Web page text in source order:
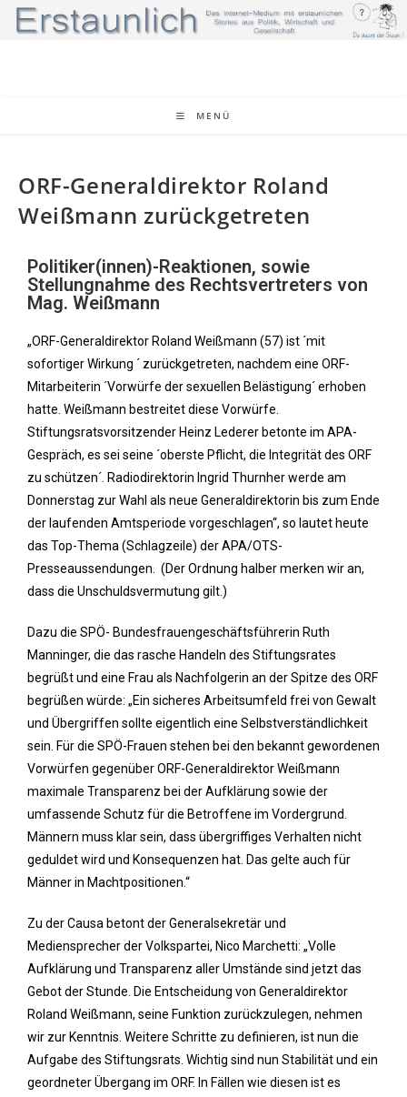
MENÜ
ORF-Generaldirektor Roland
Weißmann zurückgetreten
Politiker(innen)-Reaktionen, sowie
Stellungnahme des Rechtsvertreters von
Mag. Weißmann
„ORF-Generaldirektor Roland Weißmann (57) ist ´mit
sofortiger Wirkung ´ zurückgetreten, nachdem eine ORF-
Mitarbeiterin ´Vorwürfe der sexuellen Belästigung´ erhoben
hatte. Weißmann bestreitet diese Vorwürfe.
Stiftungsratsvorsitzender Heinz Lederer betonte im APA-
Gespräch, es sei seine ´oberste Pflicht, die Integrität des ORF
zu schützen´. Radiodirektorin Ingrid Thurnher werde am
Donnerstag zur Wahl als neue Generaldirektorin bis zum Ende
der laufenden Amtsperiode vorgeschlagen“, so lautet heute
das Top-Thema (Schlagzeile) der APA/OTS-
Presseaussendungen. (Der Ordnung halber merken wir an,
dass die Unschuldsvermutung gilt.)
Dazu die SPÖ- Bundesfrauengeschäftsführerin Ruth
Manninger, die das rasche Handeln des Stiftungsrates
begrüßt und eine Frau als Nachfolgerin an der Spitze des ORF
begrüßen würde: „Ein sicheres Arbeitsumfeld frei von Gewalt
und Übergriffen sollte eigentlich eine Selbstverständlichkeit
sein. Für die SPÖ-Frauen stehen bei den bekannt gewordenen
Vorwürfen gegenüber ORF-Generaldirektor Weißmann
maximale Transparenz bei der Aufklärung sowie der
umfassende Schutz für die Betroffene im Vordergrund.
Männern muss klar sein, dass übergriffiges Verhalten nicht
geduldet wird und Konsequenzen hat. Das gelte auch für
Männer in Machtpositionen.“
Zu der Causa betont der Generalsekretär und
Mediensprecher der Volkspartei, Nico Marchetti: „Volle
Aufklärung und Transparenz aller Umstände sind jetzt das
Gebot der Stunde. Die Entscheidung von Generaldirektor
Roland Weißmann, seine Funktion zurückzulegen, nehmen
wir zur Kenntnis. Weitere Schritte zu definieren, ist nun die
Aufgabe des Stiftungsrats. Wichtig sind nun Stabilität und ein
geordneter Übergang im ORF. In Fällen wie diesen ist es